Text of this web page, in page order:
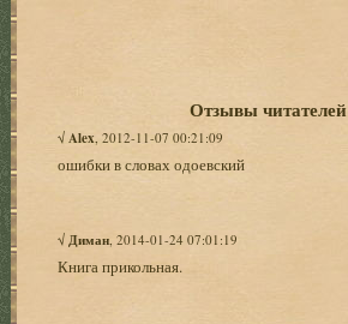
Отзывы читателей
√ Alex , 2012-11-07 00:21:09
ошибки в словах одоевский
√ Диман , 2014-01-24 07:01:19
Книга прикольная.